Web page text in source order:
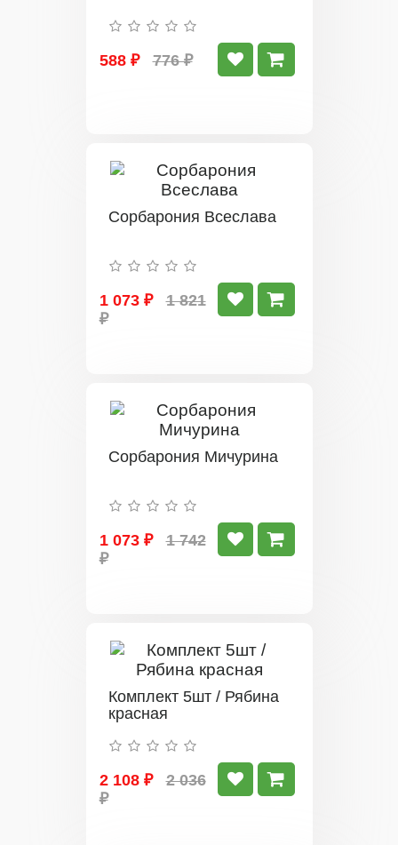
588 ₽ 776 ₽
Сорбарония Всеслава
1 073 ₽
1 821
₽
Сорбарония Мичурина
1 073 ₽
1 742
₽
Комплект 5шт / Рябина
красная
2 108 ₽
2 036
₽